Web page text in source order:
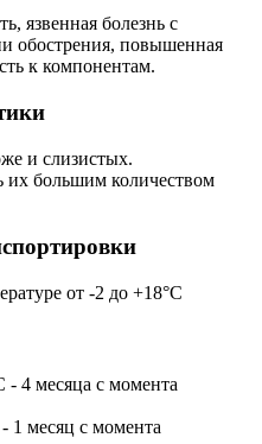
язвенная болезнь с
обострения, повышенная
к компонентам.
и слизистых.
их большим количеством
от -2 до +18°С
4 месяца с момента
1 месяц с момента